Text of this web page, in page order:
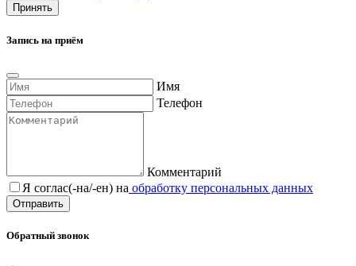
Принять
Запись на приём
Имя
Телефон
Комментарий
Я соглас(-на/-ен) на обработку персональных данных
Обратный звонок